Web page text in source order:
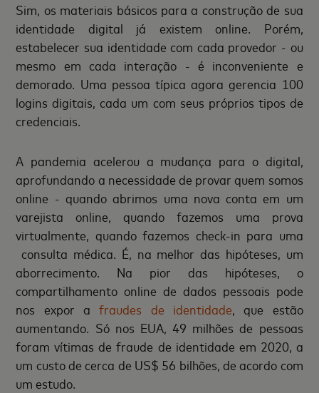
Sim, os materiais básicos para a construção de sua
identidade digital já existem online. Porém,
estabelecer sua identidade com cada provedor - ou
mesmo em cada interação - é inconveniente e
demorado. Uma pessoa típica agora gerencia 100
logins digitais, cada um com seus próprios tipos de
credenciais.
A pandemia acelerou a mudança para o digital,
aprofundando a necessidade de provar quem somos
online - quando abrimos uma nova conta em um
varejista online, quando fazemos uma prova
virtualmente, quando fazemos check-in para uma
consulta médica. É, na melhor das hipóteses, um
aborrecimento. Na pior das hipóteses, o
compartilhamento online de dados pessoais pode
nos expor afraudes de identidade, que estão
aumentando. Só nos EUA, 49 milhões de pessoas
foram vítimas de fraude de identidade em 2020, a
um custo de cerca de US$ 56 bilhões, de acordo com
um estudo.